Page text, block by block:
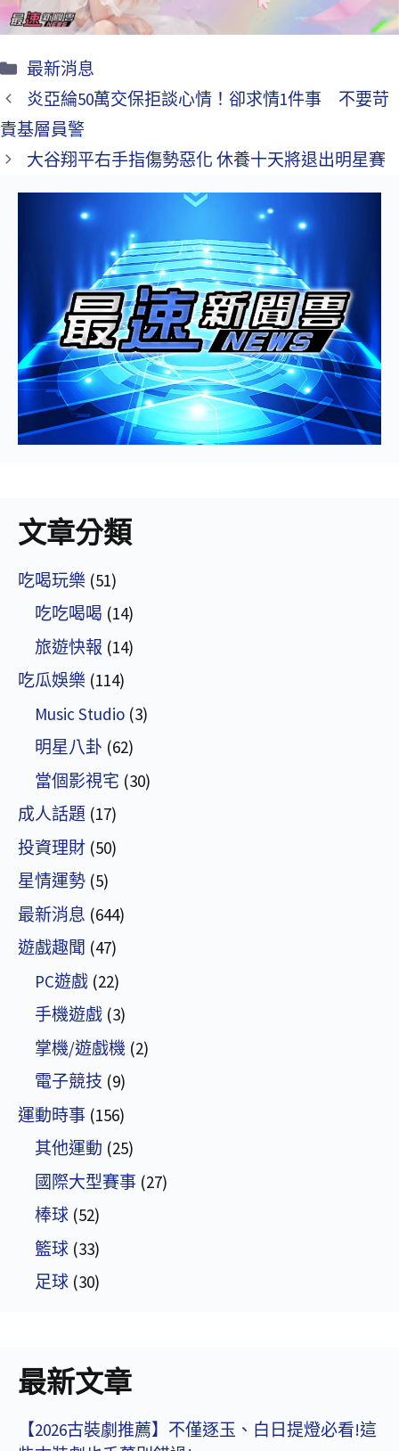
最新消息
炎亞綸50萬交保拒談心情！卻求情1件事 不要苛
責基層員警
大谷翔平右手指傷勢惡化 休養十天將退出明星賽
文章分類
吃喝玩樂 (51)
吃吃喝喝 (14)
旅遊快報 (14)
吃瓜娛樂 (114)
Music Studio (3)
明星八卦 (62)
當個影視宅 (30)
成人話題 (17)
投資理財 (50)
星情運勢 (5)
最新消息 (644)
遊戲趣聞 (47)
PC遊戲 (22)
手機遊戲 (3)
掌機/遊戲機 (2)
電子競技 (9)
運動時事 (156)
其他運動 (25)
國際大型賽事 (27)
棒球 (52)
籃球 (33)
足球 (30)
最新文章
【2026古裝劇推薦】不僅逐玉、白日提燈必看!這